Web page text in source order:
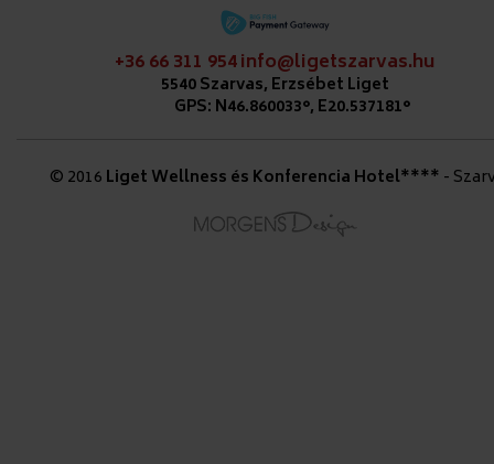
+36 66 311 954info@ligetszarvas.hu
5540 Szarvas, Erzsébet Liget
GPS: N46.860033°, E20.537181°
© 2016 Liget Wellness és Konferencia Hotel**** -